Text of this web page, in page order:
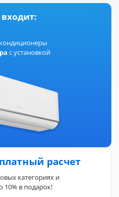
с установкой
расчет
категориях и
10% в подарок!